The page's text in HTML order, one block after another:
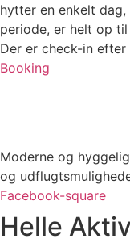
hytter en enkelt
periode, er helt op
Der er check-in efter
Booking
Moderne og
og
Facebook-square
Helle